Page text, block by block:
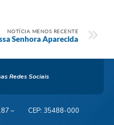
NOTÍCIA MENOS RECENTE
Senhora Aparecida
Redes Sociais
–
CEP: 35488-000